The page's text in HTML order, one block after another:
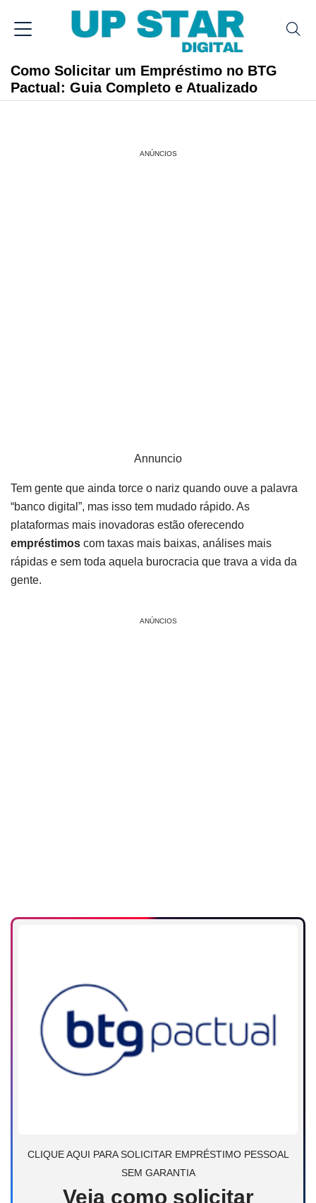
Como Solicitar um Empréstimo no BTG
Pactual: Guia Completo e Atualizado
ANÚNCIOS
Annuncio
Tem gente que ainda torce o nariz quando ouve a palavra
“banco digital”, mas isso tem mudado rápido. As
plataformas mais inovadoras estão oferecendo
empréstimos com taxas mais baixas, análises mais
rápidas e sem toda aquela burocracia que trava a vida da
gente.
ANÚNCIOS
CLIQUE AQUI PARA SOLICITAR EMPRÉSTIMO PESSOAL
SEM GARANTIA
Veja como solicitar